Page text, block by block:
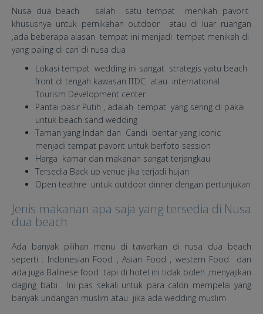
Nusa dua beach salah satu tempat menikah pavorit
khususnya untuk pernikahan outdoor atau di luar ruangan
,ada beberapa alasan tempat ini menjadi tempat menikah di
yang paling di cari di nusa dua
Lokasi tempat wedding ini sangat strategis yaitu beach
front di tengah kawasan ITDC atau international
Tourism Development center
Pantai pasir Putih , adalah tempat yang sering di pakai
untuk beach sand wedding
Taman yang Indah dan Candi bentar yang iconic
menjadi tempat pavorit untuk berfoto session
Harga kamar dan makanan sangat terjangkau
Tersedia Back up venue jika terjadi hujan
Open teathre untuk outdoor dinner dengan pertunjukan
Jenis makanan apa saja yang tersedia di Nusa
dua beach
Ada banyak pilihan menu di tawarkan di nusa dua beach
seperti : Indonesian Food , Asian Food , western Food dan
ada juga Balinese food tapi di hotel ini tidak boleh ,menyajikan
daging babi . Ini pas sekali untuk para calon mempelai yang
banyak undangan muslim atau jika ada wedding muslim